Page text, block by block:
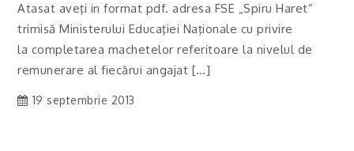
Atasat aveţi in format pdf. adresa FSE „Spiru Haret”
trimisă Ministerului Educaţiei Naţionale cu privire
la completarea machetelor referitoare la nivelul de
remunerare al fiecărui angajat […]
19 septembrie 2013